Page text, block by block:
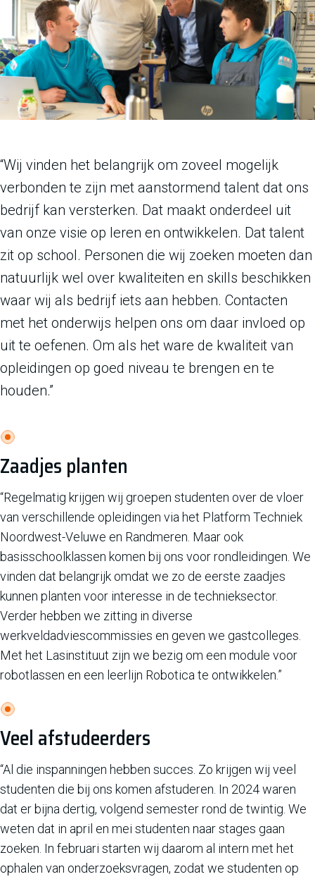
“Wij vinden het belangrijk om zoveel mogelijk
verbonden te zijn met aanstormend talent dat ons
bedrijf kan versterken. Dat maakt onderdeel uit
van onze visie op leren en ontwikkelen. Dat talent
zit op school. Personen die wij zoeken moeten dan
natuurlijk wel over kwaliteiten en skills beschikken
waar wij als bedrijf iets aan hebben. Contacten
met het onderwijs helpen ons om daar invloed op
uit te oefenen. Om als het ware de kwaliteit van
opleidingen op goed niveau te brengen en te
houden.”
Zaadjes planten
“Regelmatig krijgen wij groepen studenten over de vloer
van verschillende opleidingen via het Platform Techniek
Noordwest-Veluwe en Randmeren. Maar ook
basisschoolklassen komen bij ons voor rondleidingen. We
vinden dat belangrijk omdat we zo de eerste zaadjes
kunnen planten voor interesse in de technieksector.
Verder hebben we zitting in diverse
werkveldadviescommissies en geven we gastcolleges.
Met het Lasinstituut zijn we bezig om een module voor
robotlassen en een leerlijn Robotica te ontwikkelen.”
Veel afstudeerders
“Al die inspanningen hebben succes. Zo krijgen wij veel
studenten die bij ons komen afstuderen. In 2024 waren
dat er bijna dertig, volgend semester rond de twintig. We
weten dat in april en mei studenten naar stages gaan
zoeken. In februari starten wij daarom al intern met het
ophalen van onderzoeksvragen, zodat we studenten op